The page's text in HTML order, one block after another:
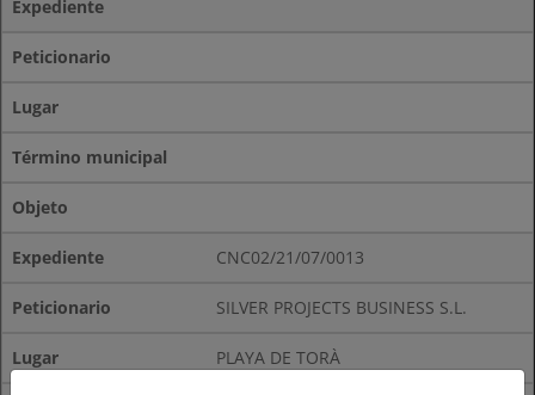
Expediente
Peticionario
Lugar
Término municipal
Objeto
CNC02/21/07/0013
SILVER PROJECTS BUSINESS S.L.
PLAYA DE TORÀ